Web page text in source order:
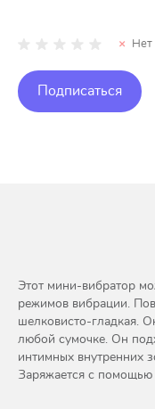
Нет
Подписаться
Этот мини-вибратор
режимов вибрации.
шелковисто-гладкая.
любой сумочке. Он
интимных внутренних
Заряжается с помощью